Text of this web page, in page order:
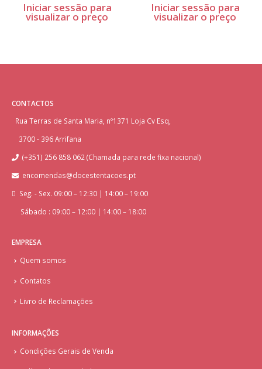
Iniciar sessão para
visualizar o preço
Iniciar sessão para
visualizar o preço
CONTACTOS
Rua Terras de Santa Maria, nº1371 Loja Cv Esq,
3700 - 396 Arrifana
(+351) 256 858 062 (Chamada para rede fixa nacional)
encomendas@docestentacoes.pt
Seg. - Sex. 09:00 – 12:30 | 14:00 – 19:00
Sábado : 09:00 – 12:00 | 14:00 – 18:00
EMPRESA
Quem somos
Contatos
Livro de Reclamações
INFORMAÇÕES
Condições Gerais de Venda